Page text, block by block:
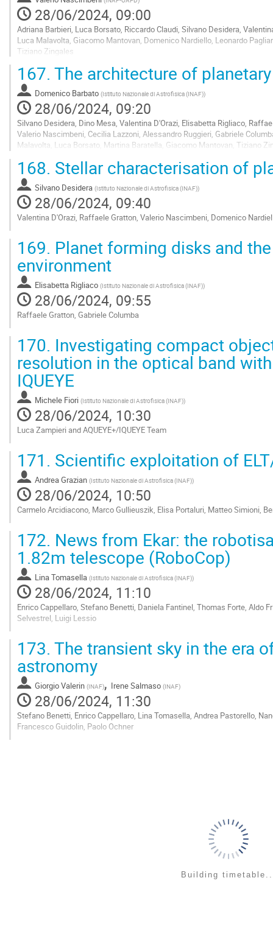
28/06/2024, 09:00
Adriana Barbieri, Luca Borsato, Riccardo Claudi, Silvano Desidera,
Luca Malavolta, Giacomo Mantovan, Domenico Nardiello, Leonardo
Tiziano Zingales
Go
to
contribution
page
167. The architecture of
Domenico Barbato (Istituto Nazionale di Astrofisica (INAF))
28/06/2024, 09:20
Silvano Desidera, Dino Mesa, Valentina D'Orazi, Elisabetta Rigliaco,
Valerio Nascimbeni, Cecilia Lazzoni, Alessandro Ruggieri, Gabriele
Malavolta, Luca Borsato, Martina Baratella, Giacomo Mantovan, Tiziano
Go
to
contribution
page
168. Stellar characterisation of
Silvano Desidera (Istituto Nazionale di Astrofisica (INAF))
28/06/2024, 09:40
Valentina D'Orazi, Raffaele Gratton, Valerio Nascimbeni, Domenico
to
contribution
page
169. Planet forming disks and
environment
Elisabetta Rigliaco (Istituto Nazionale di Astrofisica (INAF))
28/06/2024, 09:55
Raffaele Gratton, Gabriele Columba
to
contribution
page
170. Investigating compact
resolution in the optical band with
IQUEYE
Michele Fiori (Istituto Nazionale di Astrofisica (INAF))
28/06/2024, 10:30
Luca Zampieri and AQUEYE+/IQUEYE Team
to
contribution
page
171. Scientific exploitation of
Andrea Grazian (Istituto Nazionale di Astrofisica (INAF))
28/06/2024, 10:50
Carmelo Arcidiacono, Marco Gullieuszik, Elisa Portaluri, Matteo Simioni,
to
contribution
page
172. News from Ekar: the
1.82m telescope (RoboCop)
Lina Tomasella (Istituto Nazionale di Astrofisica (INAF))
28/06/2024, 11:10
Enrico Cappellaro, Stefano Benetti, Daniela Fantinel, Thomas Forte, Aldo
Selvestrel, Luigi Lessio
to
contribution
page
173. The transient sky in the era
astronomy
Giorgio Valerin (INAF), Irene Salmaso (INAF)
28/06/2024, 11:30
Stefano Benetti, Enrico Cappellaro, Lina Tomasella, Andrea Pastorello,
Francesco Guidolin, Paolo Ochner
Building